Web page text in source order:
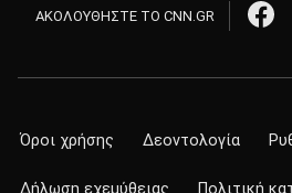
ΑΚΟΛΟΥΘΗΣΤΕ ΤΟ CNN.GR
Όροι χρήσης Δεοντολογία
Δήλωση εχεμύθειας Πολιτική